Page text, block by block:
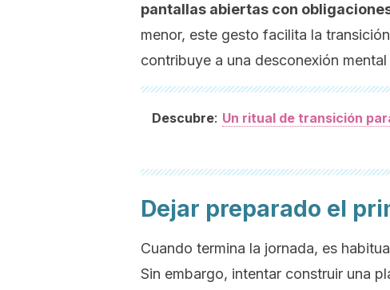
pantallas abiertas con
menor, este gesto facilita la
contribuye a una desconexión
Descubre: Un ritual de transición
Dejar preparado el
Cuando termina la jornada, es
Sin embargo, intentar construir una